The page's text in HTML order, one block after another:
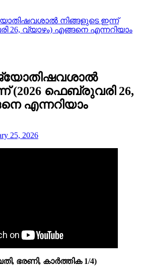
നിങ്ങളുടെ ഇന്ന്‌
26, വ്യാഴം) എങ്ങനെ എന്നറിയാം
(2026 ഫെബ്രുവരി 26,
എന്നറിയാം
25, 2026
ഭരണി, കാർത്തിക 1/4)